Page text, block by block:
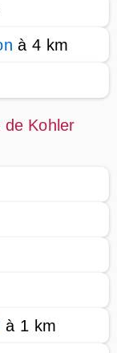
à 4 km
de Kohler
à 1 km